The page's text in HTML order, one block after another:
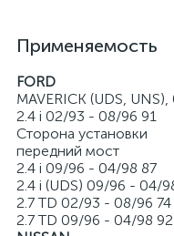
Применяемость
FORD
MAVERICK (UDS,
2.4 i 02/93 - 08/96 91
Сторона установки
передний мост
2.4 i 09/96 - 04/98 87
2.4 i (UDS) 09/96 - 04/
2.7 TD 02/93 - 08/96 74
2.7 TD 09/96 - 04/98 92